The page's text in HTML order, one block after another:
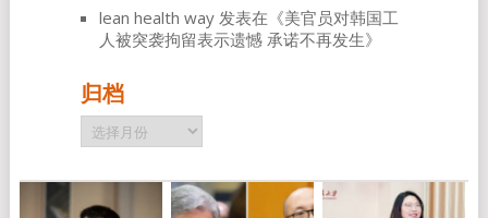
lean health way发表在《美官员对韩国工
人被突袭拘留表示遗憾 承诺不再发生》
归档
归
档